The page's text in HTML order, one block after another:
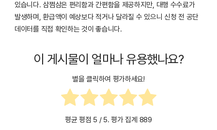
있습니다. 삼쩜삼은 편리함과 간편함을 제공하지만, 대행 수수료가
발생하며, 환급액이 예상보다 적거나 달라질 수 있으니 신청 전 공단
데이터를 직접 확인하는 것이 좋습니다.
이 게시물이 얼마나 유용했나요?
별을 클릭하여 평가하세요!
평균 평점 5 / 5. 평가 집계 889